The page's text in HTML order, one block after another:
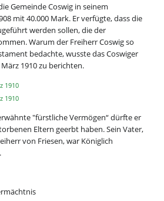
Gemeinde Coswig in seinem
mit 40.000 Mark. Er verfügte, dass die
werden sollen, die der
Warum der Freiherr Coswig so
bedachte, wusste das Coswiger
1910 zu berichten.
1910
1910
"fürstliche Vermögen“ dürfte er
Eltern geerbt haben. Sein Vater,
von Friesen, war Königlich